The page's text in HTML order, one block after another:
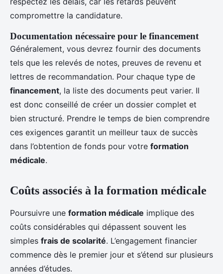
compromettre la candidature.
Documentation nécessaire pour le financement
Généralement, vous devrez fournir des documents
tels que les relevés de notes, preuves de revenu et
lettres de recommandation. Pour chaque type de
financement, la liste des documents peut varier. Il
est donc conseillé de créer un dossier complet et
bien structuré. Prendre le temps de bien comprendre
ces exigences garantit un meilleur taux de succès
dans l’obtention de fonds pour votre formation
médicale.
Coûts associés à la formation médicale
Poursuivre une formation médicale implique des
coûts considérables qui dépassent souvent les
simples frais de scolarité. L’engagement financier
commence dès le premier jour et s’étend sur plusieurs
années d’études.